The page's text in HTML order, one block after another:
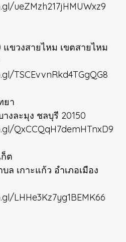
ueZMzh217jHMUWxz9
แขวงสายไหม เขตสายไหม
TSCEvvnRkd4TGgQG8
ยา
งละมุง ชลบุรี 20150
QxCCQqH7demHTnxD9
ต
ล เกาะแก้ว อำเภอเมือง
LHHe3Kz7yg1BEMK66